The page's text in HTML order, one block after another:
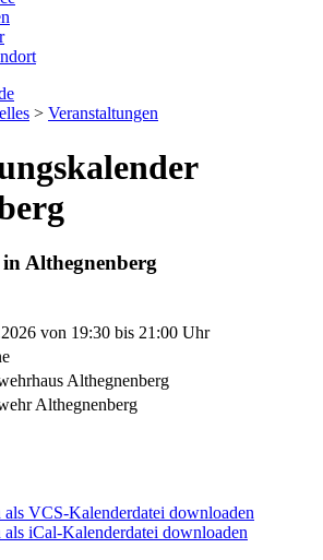
> Veranstaltungen
Althegnenberg
von 19:30 bis 21:00 Uhr
Althegnenberg
Althegnenberg
VCS-Kalenderdatei downloaden
iCal-Kalenderdatei downloaden